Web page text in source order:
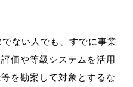
ない人でも、すでに事業
価や等級システムを活用
を勘案して対象とするな